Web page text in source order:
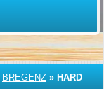
BREGENZ » HARD